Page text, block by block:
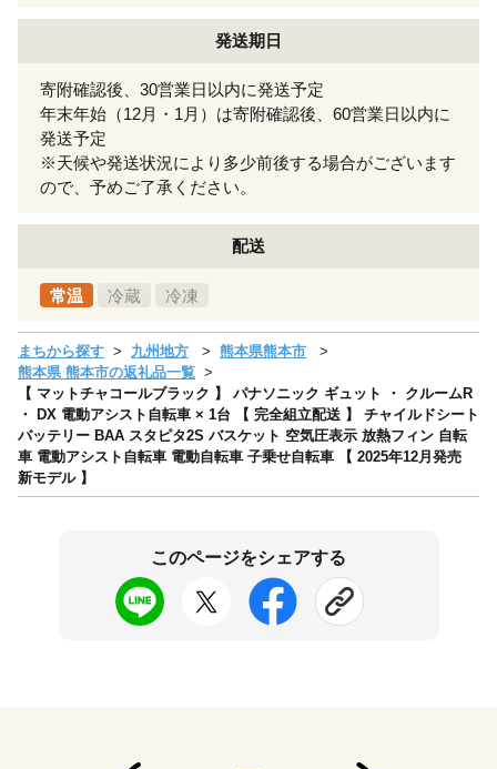
発送期日
寄附確認後、30営業日以内に発送予定
年末年始（12月・1月）は寄附確認後、60営業日以内に
発送予定
※天候や発送状況により多少前後する場合がございます
ので、予めご了承ください。
配送
常温 冷蔵 冷凍
まちから探す 九州地方
熊本県熊本市
熊本県 熊本市の返礼品一覧
【 マットチャコールブラック 】 パナソニック ギュット ・ クルームR
・ DX 電動アシスト自転車 × 1台 【 完全組立配送 】 チャイルドシート
バッテリー BAA スタピタ2S バスケット 空気圧表示 放熱フィン 自転
車 電動アシスト自転車 電動自転車 子乗せ自転車 【 2025年12月発売
新モデル 】
このページをシェアする